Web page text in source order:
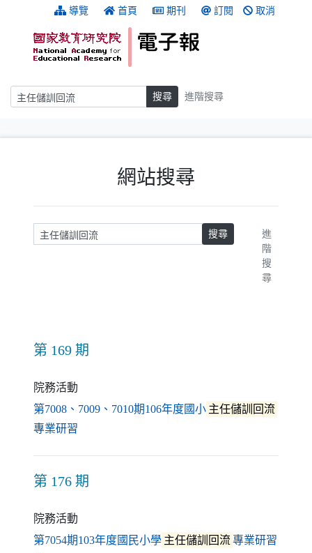
跳到主要內容 導覽 首頁 期刊 訂閱 取消
搜尋 搜尋 進階搜尋
網站搜尋
請輸入關鍵字 搜尋
進
階
搜
尋
第 169 期
院務活動
第7008、7009、7010期106年度國小 主任儲訓回流
專業研習
第 176 期
院務活動
第7054期103年度國民小學 主任儲訓回流 專業研習